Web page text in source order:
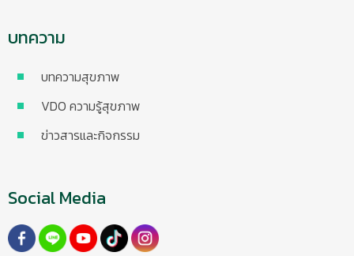
บทความ
บทความสุขภาพ
VDO ความรู้สุขภาพ
ข่าวสารและกิจกรรม
Social Media